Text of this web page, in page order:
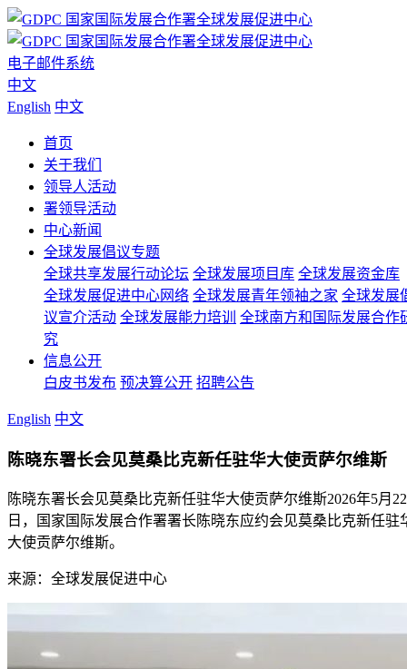
电子邮件系统
中文
English 中文
首页
关于我们
领导人活动
署领导活动
中心新闻
全球发展倡议专题
全球共享发展行动论坛 全球发展项目库 全球发展资金库
全球发展促进中心网络 全球发展青年领袖之家 全球发展
议宣介活动 全球发展能力培训
全球南方和国际发展合作
究
信息公开
白皮书发布 预决算公开 招聘公告
English 中文
陈晓东署长会见莫桑比克新任驻华大使贡萨尔维斯
陈晓东署长会见莫桑比克新任驻华大使贡萨尔维斯2026年5月22
日，国家国际发展合作署署长陈晓东应约会见莫桑比克新任驻
大使贡萨尔维斯。
来源：全球发展促进中心